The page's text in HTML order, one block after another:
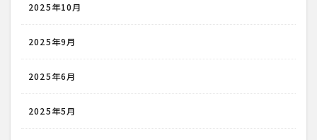
2025年10月
2025年9月
2025年6月
2025年5月